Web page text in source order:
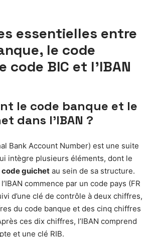
essentielles entre
le code
code BIC et l’IBAN
le code banque et le
dans l’IBAN ?
Bank Account Number) est une suite
intègre plusieurs éléments, dont le
code guichet au sein de sa structure.
commence par un code pays (FR
d’une clé de contrôle à deux chiffres,
du code banque et des cinq chiffres
ces dix chiffres, l’IBAN comprend
et une clé RIB.